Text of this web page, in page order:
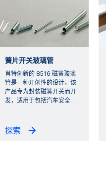
簧片开关玻璃管
肖特创新的 8516 磁簧玻璃
管是一种开创性的设计，该
产品专为封装磁簧开关而开
发，适用于包括汽车安全…
探索